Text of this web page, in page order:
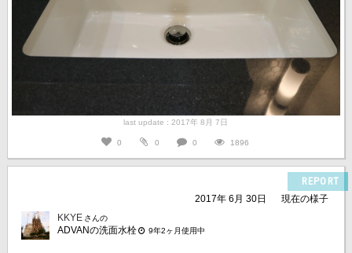
last update : 2017年 8月 7日
0 0 0 1896
REPORT
2017年 6月 30日
現在の様子
KKYE さんの
ADVANの洗面水栓 9年2ヶ月使用中